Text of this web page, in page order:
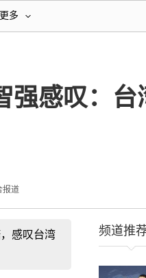
更多
强感叹：台
报道
感叹台湾
频道推